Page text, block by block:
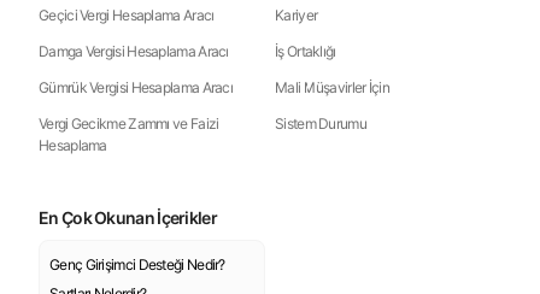
Geçici Vergi Hesaplama Aracı
Damga Vergisi Hesaplama Aracı
Gümrük Vergisi Hesaplama Aracı
Vergi Gecikme Zammı ve Faizi
Hesaplama
Kariyer
İş Ortaklığı
Mali Müşavirler İçin
Sistem Durumu
En Çok Okunan İçerikler
Genç Girişimci Desteği Nedir?